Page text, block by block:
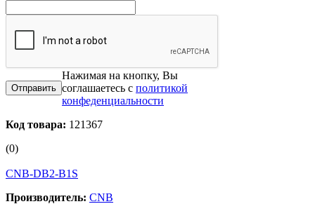
Нажимая на кнопку, Вы
соглашаетесь с политикой
конфеденциальности
Код товара: 121367
(0)
CNB-DB2-B1S
Производитель: CNB